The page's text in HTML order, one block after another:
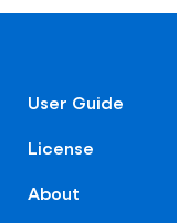
User Guide
License
About